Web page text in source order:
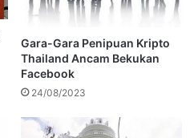
Gara-Gara Penipuan Kripto
Thailand Ancam Bekukan
Facebook
24/08/2023